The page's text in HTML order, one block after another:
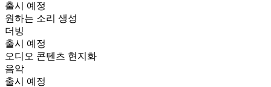
출시 예정
원하는 소리 생성
더빙
출시 예정
오디오 콘텐츠 현지화
음악
출시 예정